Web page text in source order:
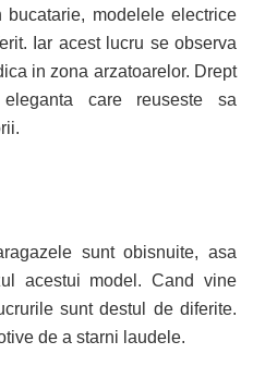
modelele electrice
Iar acest lucru se observa
in zona arzatoarelor. Drept
care reuseste sa
sunt obisnuite, asa
acestui model. Cand vine
sunt destul de diferite.
de a starni laudele.